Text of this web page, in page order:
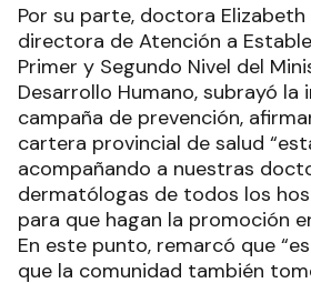
Por su parte, doctora
directora de Atención a
Primer y Segundo Nivel del
Desarrollo Humano, subrayó
campaña de prevención,
cartera provincial de salud
acompañando a nuestras
dermatólogas de todos los
para que hagan la promoción
En este punto, remarcó que
que la comunidad también